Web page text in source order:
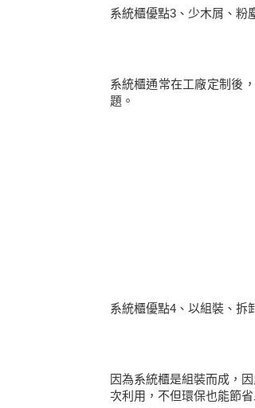
系統櫃優點3、少木屑、粉
系統櫃通常在工廠定制後
題。
系統櫃優點4、以組裝、拆
因為系統櫃是組裝而成，
次利用，不但環保也能節省